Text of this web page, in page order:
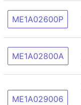
ME1A02600P
ME1A02800A
ME1A029006